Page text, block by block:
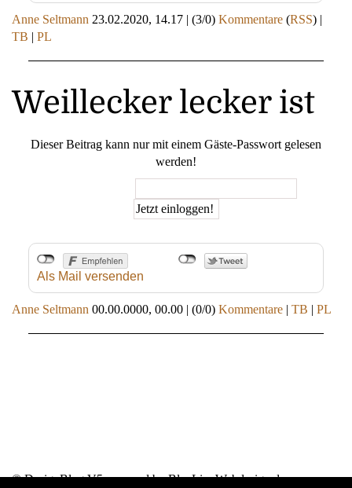
Anne Seltmann 23.02.2020, 14.17 (3/0) Kommentare (RSS) |
TB
PL
Weillecker lecker ist
Dieser Beitrag kann nur mit einem Gäste-Passwort gelesen
werden!
Als Mail versenden
Anne Seltmann 00.00.0000, 00.00 (0/0) Kommentare TB PL
© DesignBlog V5 powered by BlueLionWebdesign.de